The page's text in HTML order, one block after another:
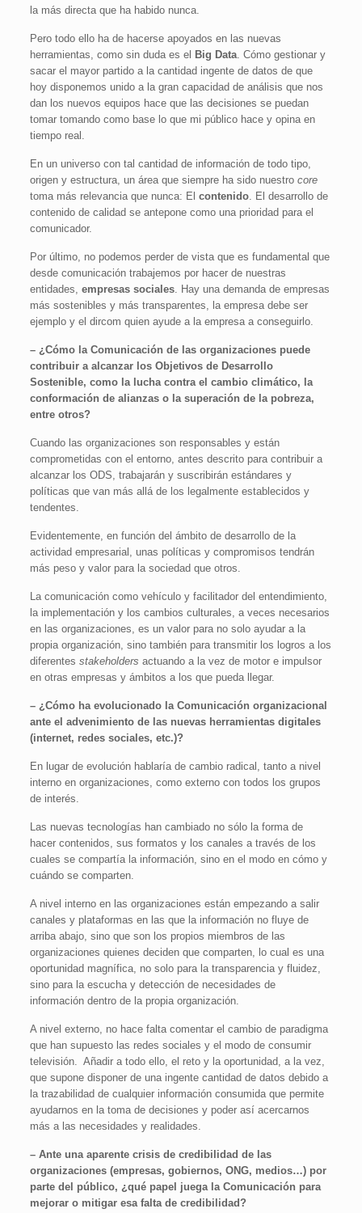
la más directa que ha habido nunca.
Pero todo ello ha de hacerse apoyados en las nuevas
herramientas, como sin duda es el Big Data. Cómo gestionar y
sacar el mayor partido a la cantidad ingente de datos de que
hoy disponemos unido a la gran capacidad de análisis que nos
dan los nuevos equipos hace que las decisiones se puedan
tomar tomando como base lo que mi público hace y opina en
tiempo real.
En un universo con tal cantidad de información de todo tipo,
origen y estructura, un área que siempre ha sido nuestrocore
toma más relevancia que nunca: Elcontenido. El desarrollo de
contenido de calidad se antepone como una prioridad para el
comunicador.
Por último, no podemos perder de vista que es fundamental que
desde comunicación trabajemos por hacer de nuestras
entidades,empresas sociales. Hay una demanda de empresas
más sostenibles y más transparentes, la empresa debe ser
ejemplo y el dircom quien ayude a la empresa a conseguirlo.
– ¿Cómo la Comunicación de las organizaciones puede
contribuir a alcanzar los Objetivos de Desarrollo
Sostenible, como la lucha contra el cambio climático, la
conformación de alianzas o la superación de la pobreza,
entre otros?
Cuando las organizaciones son responsables y están
comprometidas con el entorno, antes descrito para contribuir a
alcanzar los ODS, trabajarán y suscribirán estándares y
políticas que van más allá de los legalmente establecidos y
tendentes.
Evidentemente, en función del ámbito de desarrollo de la
actividad empresarial, unas políticas y compromisos tendrán
más peso y valor para la sociedad que otros.
La comunicación como vehículo y facilitador del entendimiento,
la implementación y los cambios culturales, a veces necesarios
en las organizaciones, es un valor para no solo ayudar a la
propia organización, sino también para transmitir los logros a los
diferentesstakeholdersactuando a la vez de motor e impulsor
en otras empresas y ámbitos a los que pueda llegar.
– ¿Cómo ha evolucionado la Comunicación organizacional
ante el advenimiento de las nuevas herramientas digitales
(internet, redes sociales, etc.)?
En lugar de evolución hablaría de cambio radical, tanto a nivel
interno en organizaciones, como externo con todos los grupos
de interés.
Las nuevas tecnologías han cambiado no sólo la forma de
hacer contenidos, sus formatos y los canales a través de los
cuales se compartía la información, sino en el modo en cómo y
cuándo se comparten.
A nivel interno en las organizaciones están empezando a salir
canales y plataformas en las que la información no fluye de
arriba abajo, sino que son los propios miembros de las
organizaciones quienes deciden que comparten, lo cual es una
oportunidad magnífica, no solo para la transparencia y fluidez,
sino para la escucha y detección de necesidades de
información dentro de la propia organización.
A nivel externo, no hace falta comentar el cambio de paradigma
que han supuesto las redes sociales y el modo de consumir
televisión. Añadir a todo ello, el reto y la oportunidad, a la vez,
que supone disponer de una ingente cantidad de datos debido a
la trazabilidad de cualquier información consumida que permite
ayudarnos en la toma de decisiones y poder así acercarnos
más a las necesidades y realidades.
– Ante una aparente crisis de credibilidad de las
organizaciones (empresas, gobiernos, ONG, medios…) por
parte del público, ¿qué papel juega la Comunicación para
mejorar o mitigar esa falta de credibilidad?